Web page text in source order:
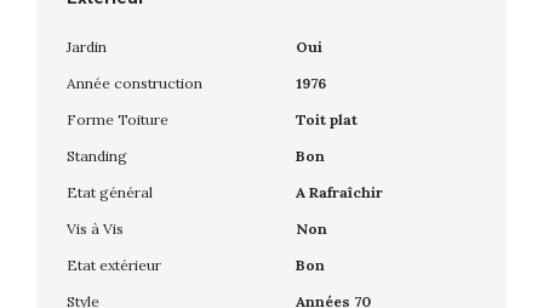
Jardin
Oui
Année construction
1976
Forme Toiture
Toit plat
Standing
Bon
Etat général
A Rafraîchir
Vis à Vis
Non
Etat extérieur
Bon
Style
Années 70